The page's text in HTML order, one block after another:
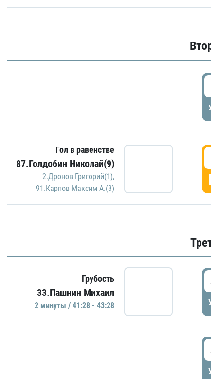
Гол в равенстве
87.Голдобин Николай(9)
2.Дронов Григорий(1),
91.Карпов Максим А.(8)
Грубость
33.Пашнин Михаил
2 минуты / 41:28 - 43:28